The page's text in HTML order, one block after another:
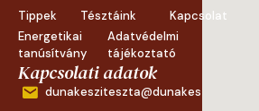
Tippek
Tésztáink
Kapcsolat
Energetikai
tanúsítvány
Adatvédelmi
tájékoztató
Kapcsolati adatok
dunakesziteszta@dunakesziteszta.hu